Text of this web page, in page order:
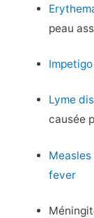
peau
Impetigo
Lyme
causée
Measles
fever